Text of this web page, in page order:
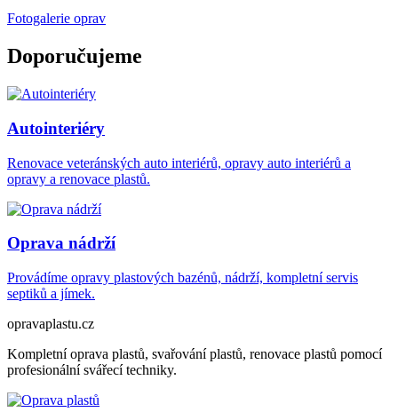
Fotogalerie oprav
Doporučujeme
Autointeriéry
Renovace veteránských auto interiérů, opravy auto interiérů a
opravy a renovace plastů.
Oprava nádrží
Provádíme opravy plastových bazénů, nádrží, kompletní servis
septiků a jímek.
opravaplastu.cz
Kompletní oprava plastů, svařování plastů, renovace plastů pomocí
profesionální svářecí techniky.